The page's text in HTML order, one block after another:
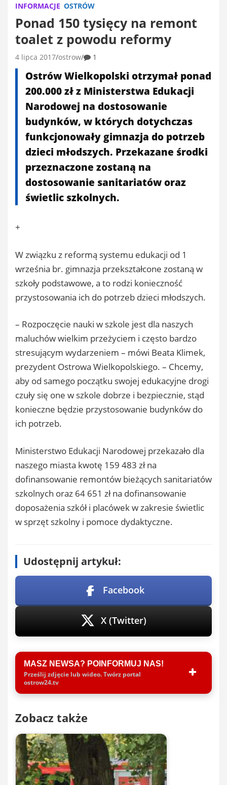
INFORMACJE OSTRÓW
Ponad 150 tysięcy na remont
toalet z powodu reformy
4 lipca 2017 ostrow 1
Ostrów Wielkopolski otrzymał ponad
200.000 zł z Ministerstwa Edukacji
Narodowej na dostosowanie
budynków, w których dotychczas
funkcjonowały gimnazja do potrzeb
dzieci młodszych. Przekazane środki
przeznaczone zostaną na
dostosowanie sanitariatów oraz
świetlic szkolnych.
+
W związku z reformą systemu edukacji od 1
września br. gimnazja przekształcone zostaną w
szkoły podstawowe, a to rodzi konieczność
przystosowania ich do potrzeb dzieci młodszych.
– Rozpoczęcie nauki w szkole jest dla naszych
maluchów wielkim przeżyciem i często bardzo
stresującym wydarzeniem – mówi Beata Klimek,
prezydent Ostrowa Wielkopolskiego. – Chcemy,
aby od samego początku swojej edukacyjne drogi
czuły się one w szkole dobrze i bezpiecznie, stąd
konieczne będzie przystosowanie budynków do
ich potrzeb.
Ministerstwo Edukacji Narodowej przekazało dla
naszego miasta kwotę 159 483 zł na
dofinansowanie remontów bieżących sanitariatów
szkolnych oraz 64 651 zł na dofinansowanie
doposażenia szkół i placówek w zakresie świetlic
w sprzęt szkolny i pomoce dydaktyczne.
Udostępnij artykuł:
Facebook
X (Twitter)
MASZ NEWSA? POINFORMUJ NAS!
Prześlij zdjęcie lub wideo. Twórz portal
ostrow24.tv
Zobacz także